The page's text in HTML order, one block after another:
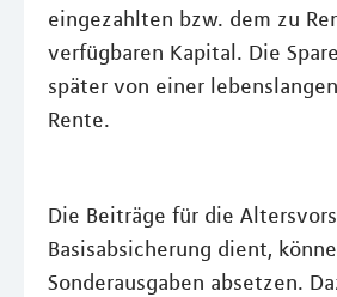
eingezahlten bzw. dem zu
verfügbaren Kapital. Die
später von einer
Rente.
Die Beiträge für die
Basisabsicherung dient,
Sonderausgaben absetzen.